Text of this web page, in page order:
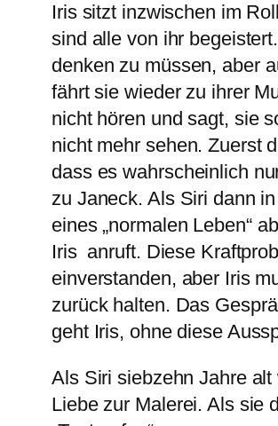
Iris sitzt inzwischen im
sind alle von ihr
denken zu müssen, aber
fährt sie wieder zu ihrer
nicht hören und sagt, sie
nicht mehr sehen. Zuerst
dass es wahrscheinlich
zu Janeck. Als Siri dann
eines „normalen Leben“
Iris anruft. Diese
einverstanden, aber Iris
zurück halten. Das
geht Iris, ohne diese
Als Siri siebzehn Jahre
Liebe zur Malerei. Als sie